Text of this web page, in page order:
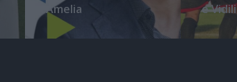
Amelia
e Vidili